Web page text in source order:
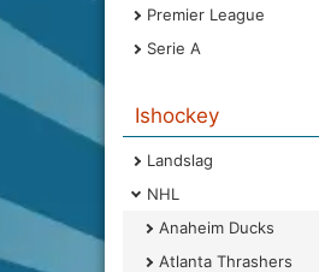
Premier League
Serie A
Ishockey
Landslag
NHL
Anaheim Ducks
Atlanta Thrashers